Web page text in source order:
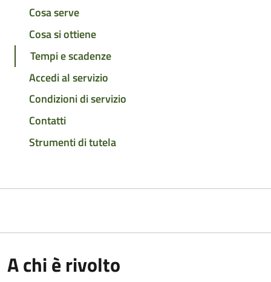
Cosa serve
Cosa si ottiene
Tempi e scadenze
Accedi al servizio
Condizioni di servizio
Contatti
Strumenti di tutela
A chi è rivolto